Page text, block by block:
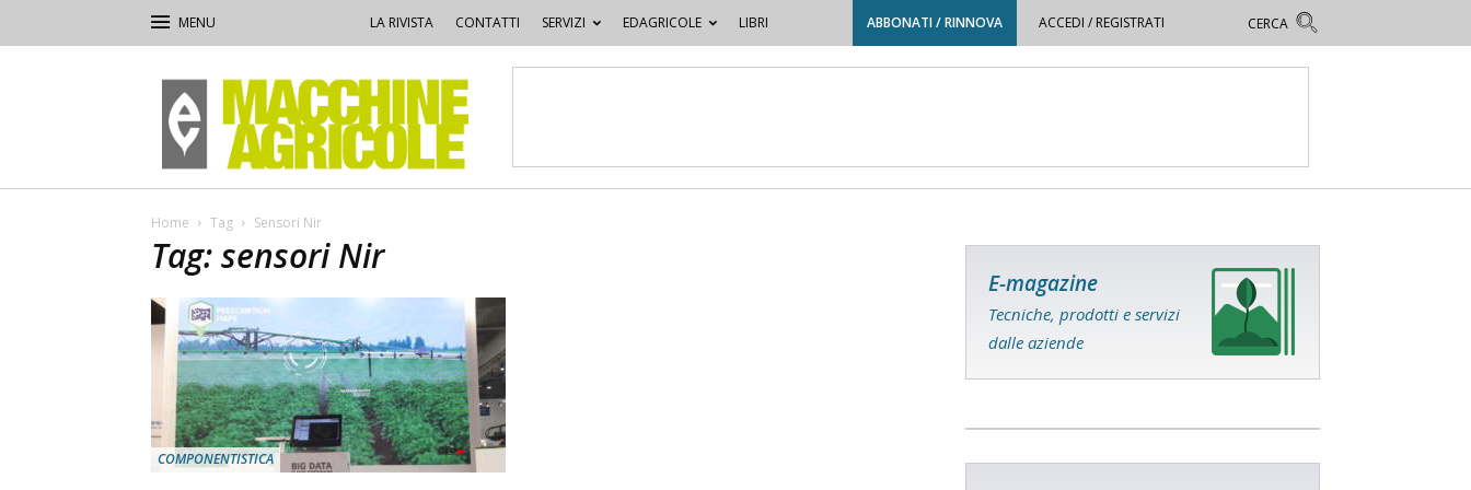
LA RIVISTA CONTATTI SERVIZI EDAGRICOLE LIBRI ABBONATI / RINNOVA ACCEDI / REGISTRATI
Macchine
Agricole
Home Tag Sensori Nir
Tag: sensori Nir
COMPONENTISTICA
E-magazine
Tecniche, prodotti e servizi
dalle aziende